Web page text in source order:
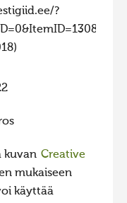
?
kuvan Creative
mukaiseen
käyttää